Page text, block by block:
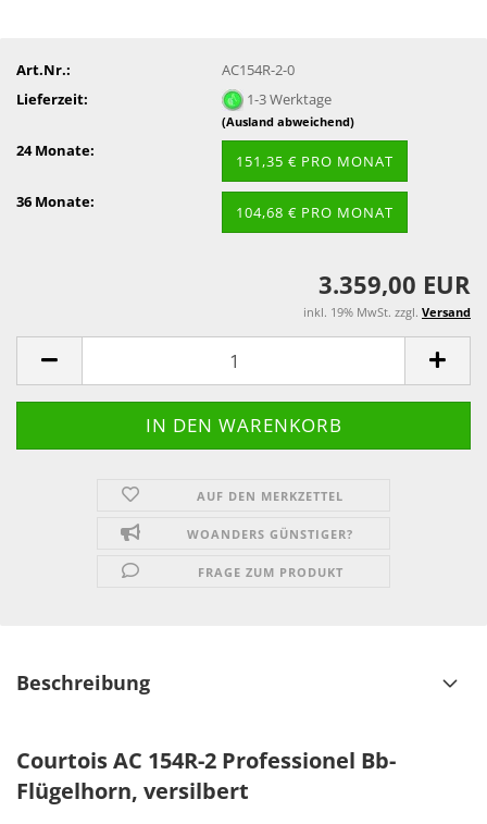
Art.Nr.:
AC154R-2-0
Lieferzeit:
1-3 Werktage
(Ausland abweichend)
24 Monate:
151,35 € PRO MONAT
36 Monate:
104,68 € PRO MONAT
3.359,00 EUR
inkl. 19% MwSt. zzgl. Versand
AUF DEN MERKZETTEL
WOANDERS GÜNSTIGER?
FRAGE ZUM PRODUKT
Beschreibung
Courtois AC 154R-2 Professionel Bb-
Flügelhorn, versilbert